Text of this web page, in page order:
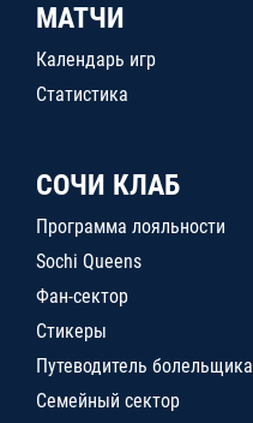
МАТЧИ
Календарь игр
Статистика
СОЧИ КЛАБ
Программа лояльности
Sochi Queens
Фан-сектор
Стикеры
Путеводитель болельщика
Семейный сектор